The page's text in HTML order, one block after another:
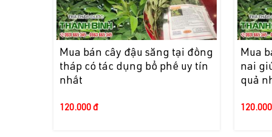
Mua bán cây đậu săng tại đồng
tháp có tác dụng bổ phế uy tín
nhất
120.000 đ
Mua
nai
quả